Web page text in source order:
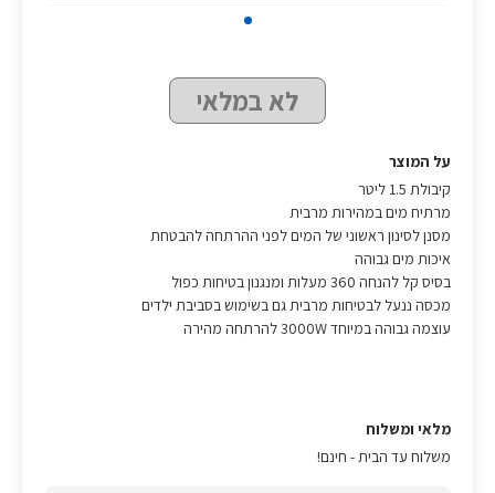
לא במלאי
על המוצר
קיבולת 1.5 ליטר
מרתיח מים במהירות מרבית
מסנן לסינון ראשוני של המים לפני ההרתחה להבטחת
איכות מים גבוהה
בסיס קל להנחה 360 מעלות ומנגנון בטיחות כפול
מכסה ננעל לבטיחות מרבית גם בשימוש בסביבת ילדים
עוצמה גבוהה במיוחד 3000W להרתחה מהירה
מלאי ומשלוח
משלוח עד הבית - חינם!